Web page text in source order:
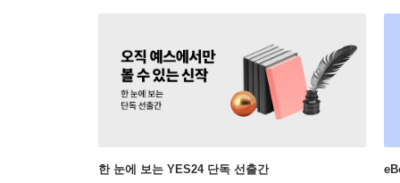
한 눈에 보는 YES24 단독 선출간